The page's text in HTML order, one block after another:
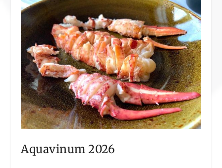
Aquavinum 2026